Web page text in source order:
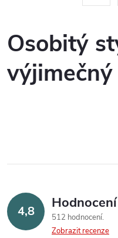
d
a
c
v
k
y
á
n
k
o
Osobitý
4,8
512 hodnocení
Zobrazit recenze